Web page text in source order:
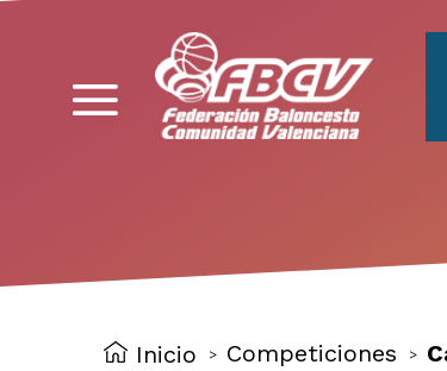
Inicio > Competiciones >